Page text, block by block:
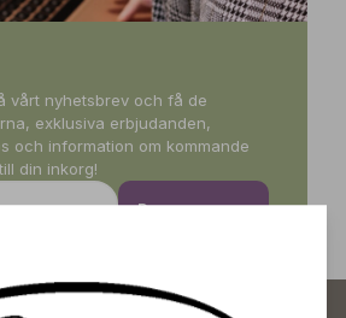
vårt nyhetsbrev och få de
exklusiva erbjudanden,
och information om kommande
din inkorg!
Prenumerera